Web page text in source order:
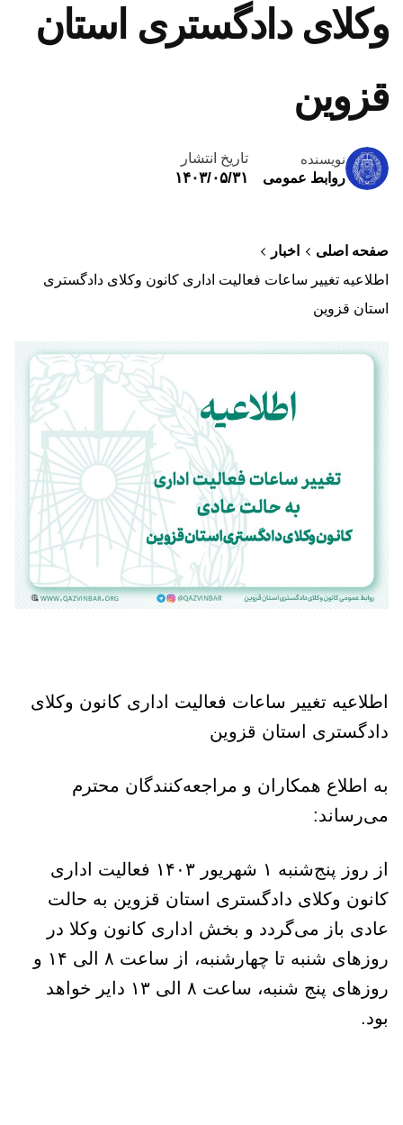
وکلای دادگستری استان
قزوین
نویسنده
روابط عمومی
تاریخ انتشار
۱۴۰۳/۰۵/۳۱
صفحه اصلی
اخبار
اطلاعیه تغییر ساعات فعالیت اداری کانون وکلای دادگستری
استان قزوین
اطلاعیه تغییر ساعات فعالیت اداری کانون وکلای
دادگستری استان قزوین
به اطلاع همکاران و مراجعه‌کنندگان محترم
می‌رساند:
از روز پنج‌شنبه ۱ شهریور ۱۴۰۳ فعالیت اداری
کانون وکلای دادگستری استان قزوین به حالت
عادی باز می‌گردد و بخش اداری کانون وکلا در
روزهای شنبه تا چهارشنبه، از ساعت ۸ الی ۱۴ و
روزهای پنج شنبه، ساعت ۸ الی ۱۳ دایر خواهد
بود.